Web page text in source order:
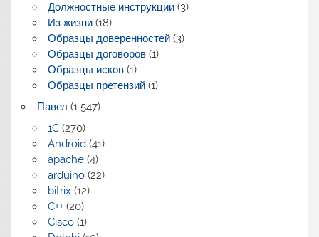
Должностные инструкции(3)
Из жизни(18)
Образцы доверенностей(3)
Образцы договоров(1)
Образцы исков(1)
Образцы претензий(1)
Павел (1 547)
1C(270)
Android(41)
apache(4)
arduino(22)
bitrix (12)
C++(20)
Cisco(1)